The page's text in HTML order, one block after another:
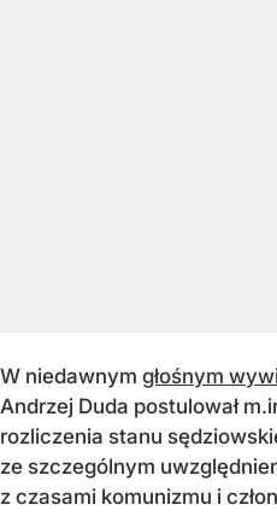
W niedawnym głośnym
Andrzej Duda postulował
rozliczenia stanu
ze szczególnym
z czasami komunizmu i